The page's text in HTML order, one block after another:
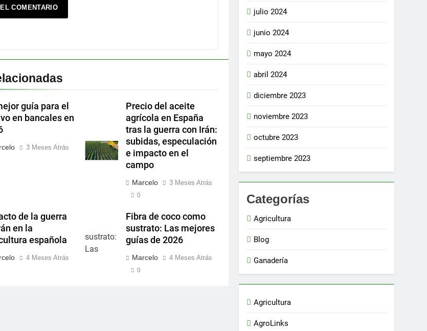
guía para el
en bancales en
3 Meses Atrás
Precio del aceite
agrícola en España
tras la guerra con Irán:
subidas, especulación
e impacto en el
campo
Marcelo 3 Meses Atrás
0
de la guerra
en la
española
4 Meses Atrás
Fibra de coco como
sustrato: Las mejores
guías de 2026
Marcelo 4 Meses Atrás
0
julio 2024
junio 2024
mayo 2024
abril 2024
diciembre 2023
noviembre 2023
octubre 2023
septiembre 2023
Categorías
Agricultura
Blog
Ganadería
Agricultura
AgroLinks